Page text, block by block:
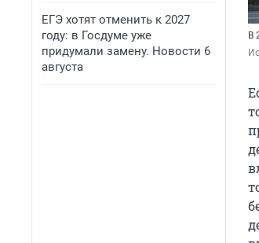
ЕГЭ хотят отменить к 2027
году: в Госдуме уже
придумали замену. Новости 6
августа
В